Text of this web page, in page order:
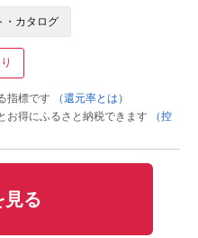
・カタログ
指標です
（還元率とは）
得にふるさと納税できます
（控
見る